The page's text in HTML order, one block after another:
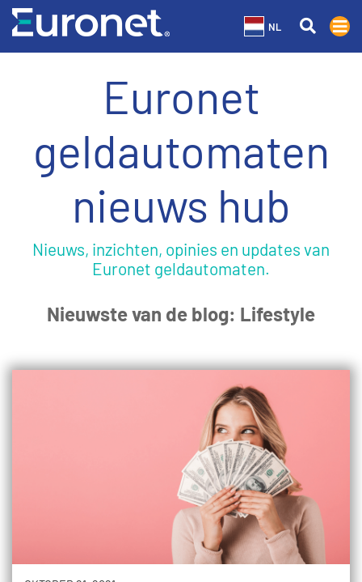
NL
Euronet
geldautomaten
nieuws hub
Nieuws, inzichten, opinies en updates van
Euronet geldautomaten.
Nieuwste van de blog: Lifestyle